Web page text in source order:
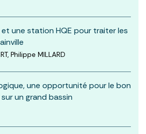
une station HQE pour traiter les
Philippe MILLARD
une opportunité pour le bon
un grand bassin